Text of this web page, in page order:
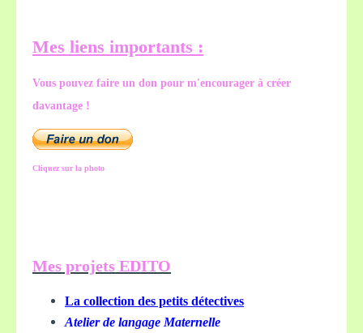
Mes liens importants :
Vous pouvez faire un don pour m'encourager à créer
davantage !
Cliquez sur la photo
Mes projets EDITO
La collection des petits détectives
Atelier de langage Maternelle